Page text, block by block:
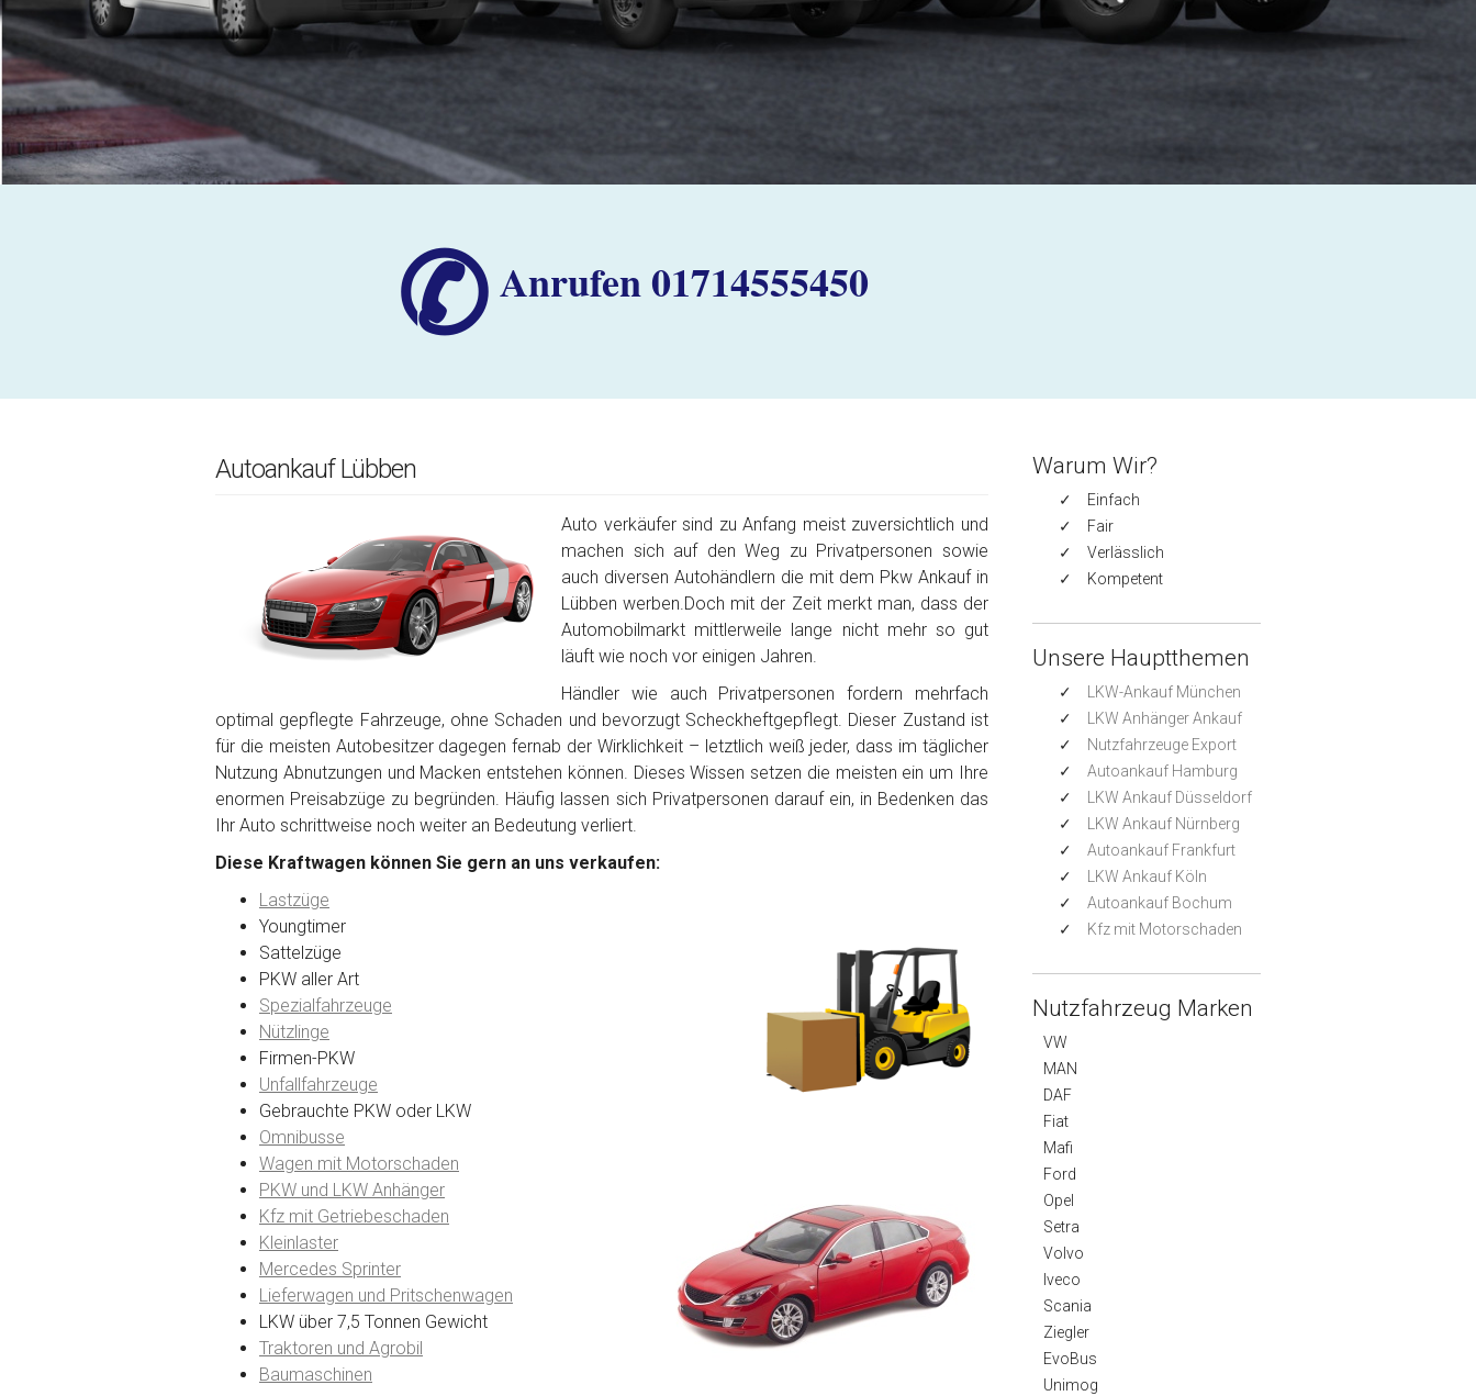
✆Anrufen 01714555450
Autoankauf Lübben
Auto verkäufer sind zu Anfang meist zuversichtlich und
machen sich auf den Weg zu Privatpersonen sowie
auch diversen Autohändlern die mit dem Pkw Ankauf in
Lübben werben.Doch mit der Zeit merkt man, dass der
Automobilmarkt mittlerweile lange nicht mehr so gut
läuft wie noch vor einigen Jahren.
Händler wie auch Privatpersonen fordern mehrfach
optimal gepflegte Fahrzeuge, ohne Schaden und bevorzugt Scheckheftgepflegt. Dieser Zustand ist
für die meisten Autobesitzer dagegen fernab der Wirklichkeit – letztlich weiß jeder, dass im täglicher
Nutzung Abnutzungen und Macken entstehen können. Dieses Wissen setzen die meisten ein um Ihre
enormen Preisabzüge zu begründen. Häufig lassen sich Privatpersonen darauf ein, in Bedenken das
Ihr Auto schrittweise noch weiter an Bedeutung verliert.
Diese Kraftwagen können Sie gern an uns verkaufen:
Lastzüge
Youngtimer
Sattelzüge
PKW aller Art
Spezialfahrzeuge
Nützlinge
Firmen-PKW
Unfallfahrzeuge
Gebrauchte PKW oder LKW
Omnibusse
Wagen mit Motorschaden
PKW und LKW Anhänger
Kfz mit Getriebeschaden
Kleinlaster
Mercedes Sprinter
Lieferwagen und Pritschenwagen
LKW über 7,5 Tonnen Gewicht
Traktoren und Agrobil
Baumaschinen
Warum Wir?
Einfach
Fair
Verlässlich
Kompetent
Unsere Hauptthemen
LKW-Ankauf München
LKW Anhänger Ankauf
Nutzfahrzeuge Export
Autoankauf Hamburg
LKW Ankauf Düsseldorf
LKW Ankauf Nürnberg
Autoankauf Frankfurt
LKW Ankauf Köln
Autoankauf Bochum
Kfz mit Motorschaden
Nutzfahrzeug Marken
VW
MAN
DAF
Fiat
Mafi
Ford
Opel
Setra
Volvo
Iveco
Scania
Ziegler
EvoBus
Unimog